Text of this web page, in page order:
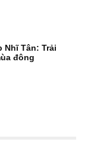
Nhĩ Tân: Trải
đông